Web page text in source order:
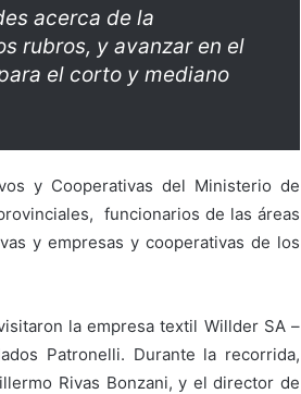
acerca de la
rubros, y avanzar en el
el corto y mediano
y Cooperativas del Ministerio de
funcionarios de las áreas
y empresas y cooperativas de los
la empresa textil Willder SA –
Patronelli. Durante la recorrida,
Rivas Bonzani, y el director de